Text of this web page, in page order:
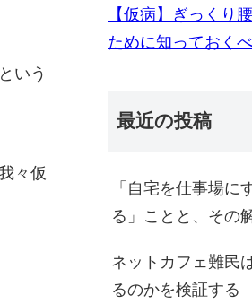
いう
々仮
【仮病】ぎっくり
ために知っておく
最近の投稿
「自宅を仕事場に
る」ことと、その
ネットカフェ難民
るのかを検証する